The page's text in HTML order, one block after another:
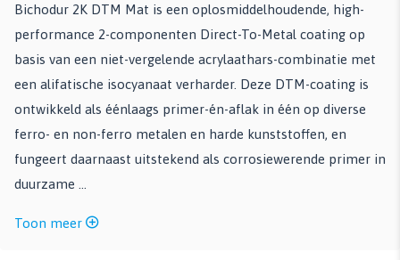
Bichodur 2K DTM Mat is een oplosmiddelhoudende, high-
performance 2-componenten Direct-To-Metal coating op
basis van een niet-vergelende acrylaathars-combinatie met
een alifatische isocyanaat verharder. Deze DTM-coating is
ontwikkeld als éénlaags primer-én-aflak in één op diverse
ferro- en non-ferro metalen en harde kunststoffen, en
fungeert daarnaast uitstekend als corrosiewerende primer in
duurzame ...
Toon meer